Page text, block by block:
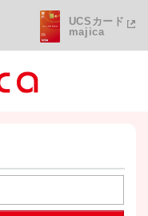
いつも新たな驚きを
UCSカード
majica